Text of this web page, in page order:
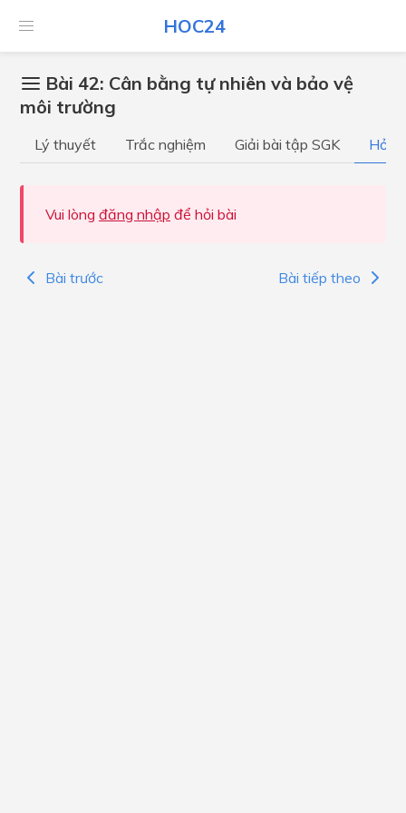
HOC24
Bài 42: Cân bằng tự nhiên và bảo vệ
môi trường
Lý thuyết Trắc nghiệm Giải bài tập SGK Hỏi
Vui lòng đăng nhập để hỏi bài
Bài trước Bài tiếp theo